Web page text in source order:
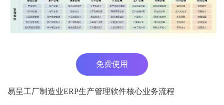
免费使用
易呈工厂制造业ERP生产管理软件核心业务流程